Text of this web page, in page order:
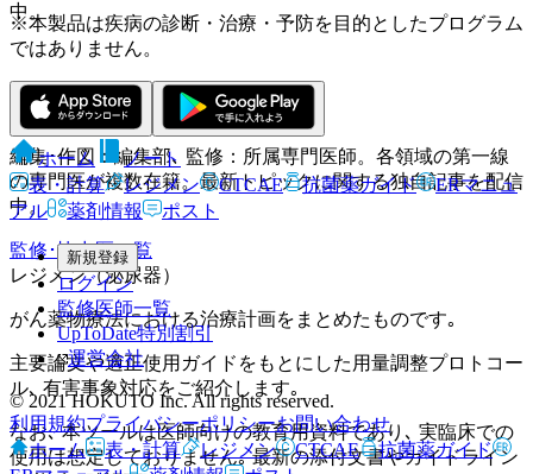
※本製品は疾病の診断・治療・予防を目的としたプログラム
ではありません。
ホーム
ノート
表・計算
レジメン CTCAE 抗菌薬ガイド
ERマニュ
アル
薬剤情報 ポスト
新規登録
ログイン
監修医師一覧
UpToDate特別割引
運営会社
© 2021 HOKUTO Inc. All rights reserved.
利用規約プライバシーポリシーお問い合わせ
ホーム
表・計算 レジメン CTCAE
抗菌薬ガイド
中。
HOKUTO編集部
編集･作図：編集部､ 監修：所属専門医師。各領域の第一線
の専門医が複数在籍。最新トピックに関する独自記事を配信
中。
監修･協力医一覧
レジメン（泌尿器）
がん薬物療法における治療計画をまとめたものです｡
主要論文や適正使用ガイドをもとにした用量調整プロトコー
ル､ 有害事象対応をご紹介します｡
なお､ 本ツールは医師向けの教育用資料であり､ 実臨床での
使用は想定しておりません｡ 最新の添付文書やガイドライン